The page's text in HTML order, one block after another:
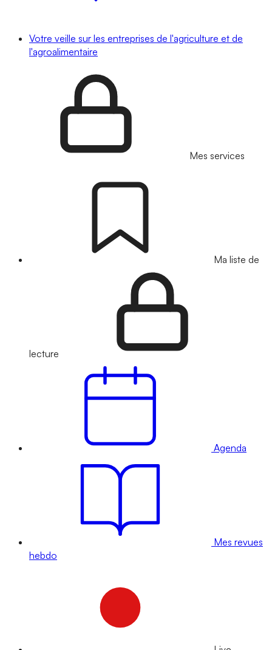
Votre veille sur les entreprises de l'agriculture et de
l'agroalimentaire
Mes services
Ma liste de
lecture
Agenda
Mes revues
hebdo